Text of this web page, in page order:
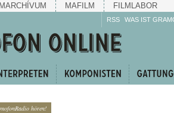
MAFILM FILMLABOR
RSS WAS IST
hören!